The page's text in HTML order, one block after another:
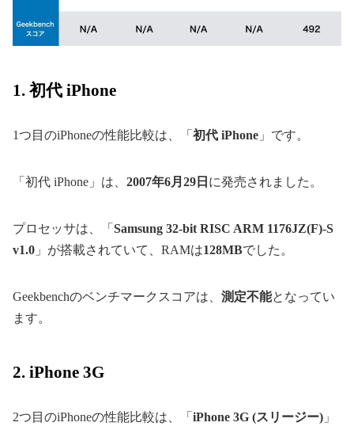
1. 初代 iPhone
1つ目のiPhoneの性能比較は、「 初代 iPhone 」です。
「初代 iPhone」は、 2007年6月29日 に発売されました。
プロセッサは、「 Samsung 32-bit RISC ARM 1176JZ(F)-S
v1.0 」が搭載されていて、RAMは128MBでした。
Geekbenchのベンチマークスコアは、 測定不能となってい
ます。
2. iPhone 3G
2つ目のiPhoneの性能比較は、「 iPhone 3G (スリージー) 」